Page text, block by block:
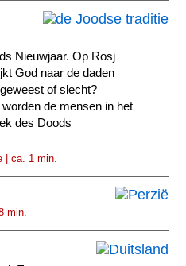
Nieuwjaar. Op Rosj
God naar de daden
of slecht?
de mensen in het
des Doods
| ca. 1 min.
min.